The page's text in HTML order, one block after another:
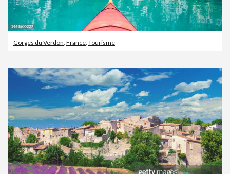
Gorges du Verdon, France, Tourisme